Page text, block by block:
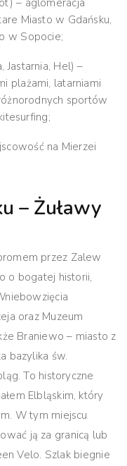
Miasto w Gdańsku,
w Sopocie;
Jastarnia, Hel) –
plażami, latarniami
sportów
na Mierzei
– Żuławy
przez Zalew
o bogatej historii,
oraz Muzeum
Braniewo – miasto z
bazylika św.
To historyczne
Elbląskim, który
W tym miejscu
ją za granicą lub
Velo. Szlak biegnie